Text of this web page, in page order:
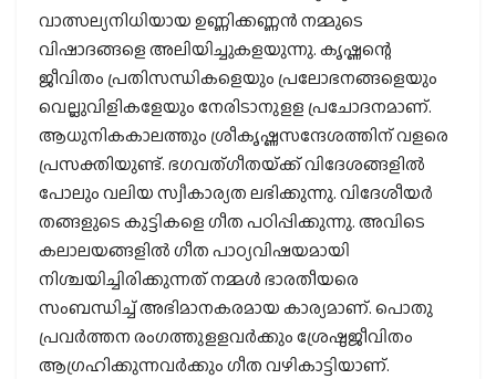
വാത്സല്യനിധിയായ ഉണ്ണിക്കണ്ണൻ നമ്മുടെ
വിഷാദങ്ങളെ അലിയിച്ചുകളയുന്നു. കൃഷ്ണന്റെ
ജീവിതം പ്രതിസന്ധികളെയും പ്രലോഭനങ്ങളെയും
വെല്ലുവിളികളേയും നേരിടാനുളള പ്രചോദനമാണ്.
ആധുനികകാലത്തും ശ്രീകൃഷ്ണസന്ദേശത്തിന് വളരെ
പ്രസക്തിയുണ്ട്. ഭഗവത്ഗീതയ്‌ക്ക് വിദേശങ്ങളിൽ
പോലും വലിയ സ്വീകാര്യത ലഭിക്കുന്നു. വിദേശീയർ
തങ്ങളുടെ കുട്ടികളെ ഗീത പഠിപ്പിക്കുന്നു. അവിടെ
കലാലയങ്ങളിൽ ഗീത പാഠ്യവിഷയമായി
നിശ്ചയിച്ചിരിക്കുന്നത് നമ്മൾ ഭാരതീയരെ
സംബന്ധിച്ച് അഭിമാനകരമായ കാര്യമാണ്. പൊതു
പ്രവർത്തന രംഗത്തുളളവർക്കും ശ്രേഷ്ഠജീവിതം
ആഗ്രഹിക്കുന്നവർക്കും ഗീത വഴികാട്ടിയാണ്.